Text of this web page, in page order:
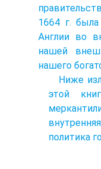
1664 г. была
Англии во
нашей
нашего
Ниже
этой
политика